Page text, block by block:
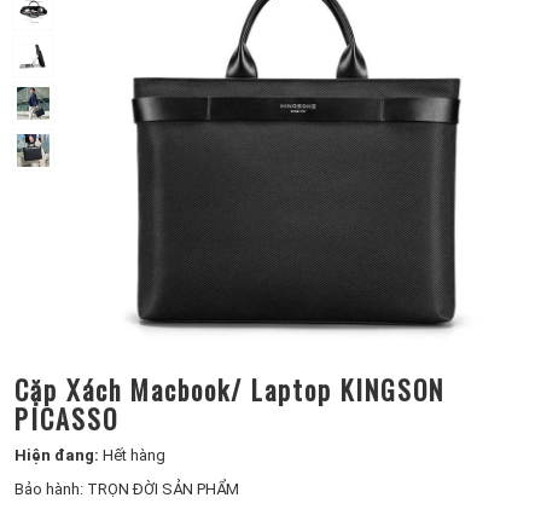
Cặp Xách Macbook/ Laptop KINGSON
PICASSO
Hiện đang: Hết hàng
Bảo hành: TRỌN ĐỜI SẢN PHẨM